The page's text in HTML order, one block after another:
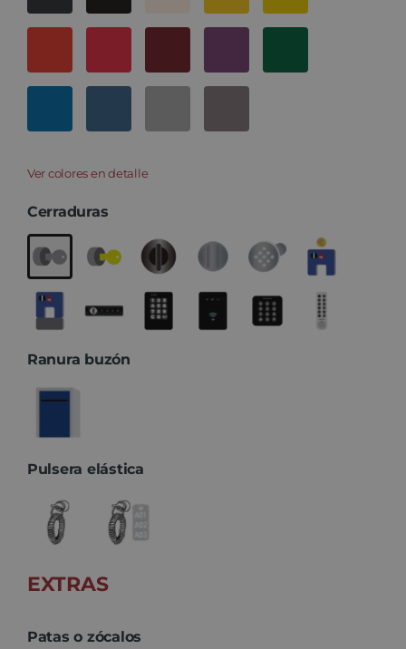
Ver colores en detalle
Cerraduras
Ranura buzón
Pulsera elástica
EXTRAS
Patas o zócalos